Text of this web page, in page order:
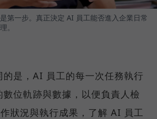
第一步。真正決定 AI 員工能否進入企業日常
。
的是，AI 員工的每一次任務執行
位軌跡與數據，以便負責人檢
狀況與執行成果，了解 AI 員工